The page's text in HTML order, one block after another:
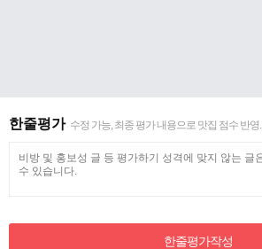
한줄평가 수정 가능, 최종 평가 내용으로 맛집 점수 반영.
한줄평가작성